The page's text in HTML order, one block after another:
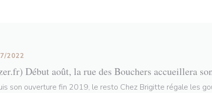
Début août, la rue des Bouchers accueillera
2022
son ouverture fin 2019, le resto Chez Brigitte régale les